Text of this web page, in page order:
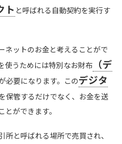
ト と呼ばれる自動契約を実行す
ネットのお金と考えることがで
使うためには特別なお財布
（デ
必要になります。このデジタ
保管するだけでなく、お金を送
とができます。
と呼ばれる場所で売買され、